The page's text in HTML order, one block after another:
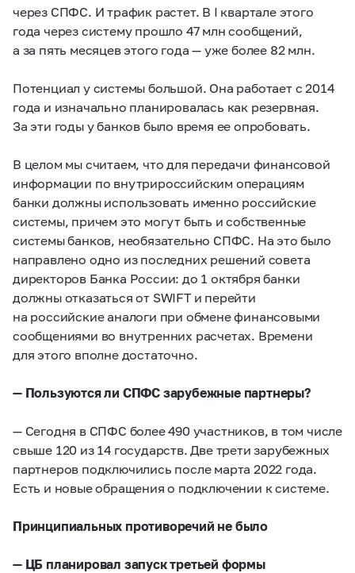
через СПФС. И трафик растет. В I квартале этого
года через систему прошло 47 млн сообщений,
а за пять месяцев этого года — уже более 82 млн.
Потенциал у системы большой. Она работает с 2014
года и изначально планировалась как резервная.
За эти годы у банков было время ее опробовать.
В целом мы считаем, что для передачи финансовой
информации по внутрироссийским операциям
банки должны использовать именно российские
системы, причем это могут быть и собственные
системы банков, необязательно СПФС. На это было
направлено одно из последних решений совета
директоров Банка России: до 1 октября банки
должны отказаться от SWIFT и перейти
на российские аналоги при обмене финансовыми
сообщениями во внутренних расчетах. Времени
для этого вполне достаточно.
— Пользуются ли СПФС зарубежные партнеры?
— Сегодня в СПФС более 490 участников, в том числе
свыше 120 из 14 государств. Две трети зарубежных
партнеров подключились после марта 2022 года.
Есть и новые обращения о подключении к системе.
Принципиальных противоречий не было
— ЦБ планировал запуск третьей формы